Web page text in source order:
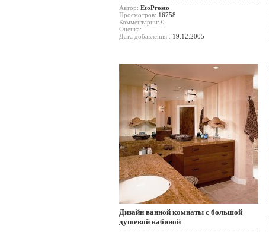
Автор: EtoProsto
Просмотров: 16758
Комментарии: 0
Оценка:
Дата добавления : 19.12.2005
Дизайн ванной комнаты с большой
душевой кабиной